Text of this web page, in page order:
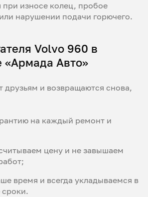
при износе колец, пробое
нарушении подачи горючего.
Volvo 960 в
«Армада Авто»
друзьям и возвращаются снова,
на каждый ремонт и
цену и не завышаем
время и всегда укладываемся в